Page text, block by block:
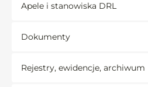
Apele i stanowiska DRL
Dokumenty
Rejestry, ewidencje, archiwum